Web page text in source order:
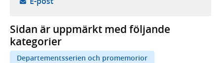
Sidan är uppmärkt med följande
kategorier
Departementsserien och promemorior